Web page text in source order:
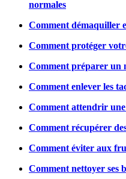
normales
Comment démaquiller
Comment protéger
Comment préparer un
Comment enlever les
Comment attendrir
Comment récupérer
Comment éviter aux
Comment nettoyer ses